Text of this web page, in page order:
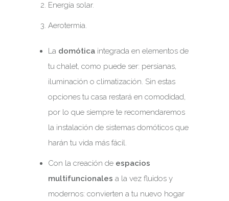
Energía solar.
Aerotermia.
La domóticaintegrada en elementos de
tu chalet, como puede ser: persianas,
iluminación o climatización. Sin estas
opciones tu casa restará en comodidad,
por lo que siempre te recomendaremos
la instalación de sistemas domóticos que
harán tu vida más fácil.
Con la creación deespacios
multifuncionales a la vez fluidos y
modernos: convierten a tu nuevo hogar